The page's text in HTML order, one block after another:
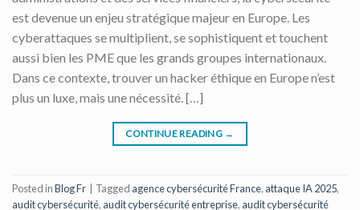
est devenue un enjeu stratégique majeur en Europe. Les
cyberattaques se multiplient, se sophistiquent et touchent
aussi bien les PME que les grands groupes internationaux.
Dans ce contexte, trouver un hacker éthique en Europe n’est
plus un luxe, mais une nécessité. […]
CONTINUE READING →
Posted inBlog Fr Tagged agence cybersécurité France, attaque IA 2025,
audit cybersécurité, audit cybersécurité entreprise, audit cybersécurité